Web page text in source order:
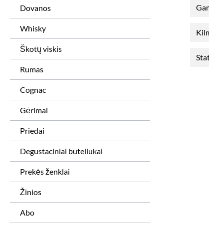
Dovanos
Whisky
Škotų viskis
Rumas
Cognac
Gėrimai
Priedai
Degustaciniai buteliukai
Prekės ženklai
Žinios
Abo